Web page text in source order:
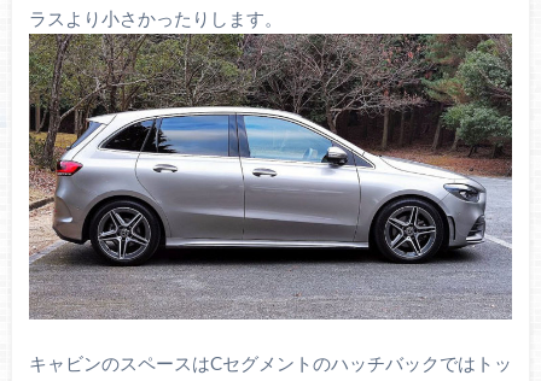
ラスより小さかったりします。
キャビンのスペースはCセグメントのハッチバックではトッ